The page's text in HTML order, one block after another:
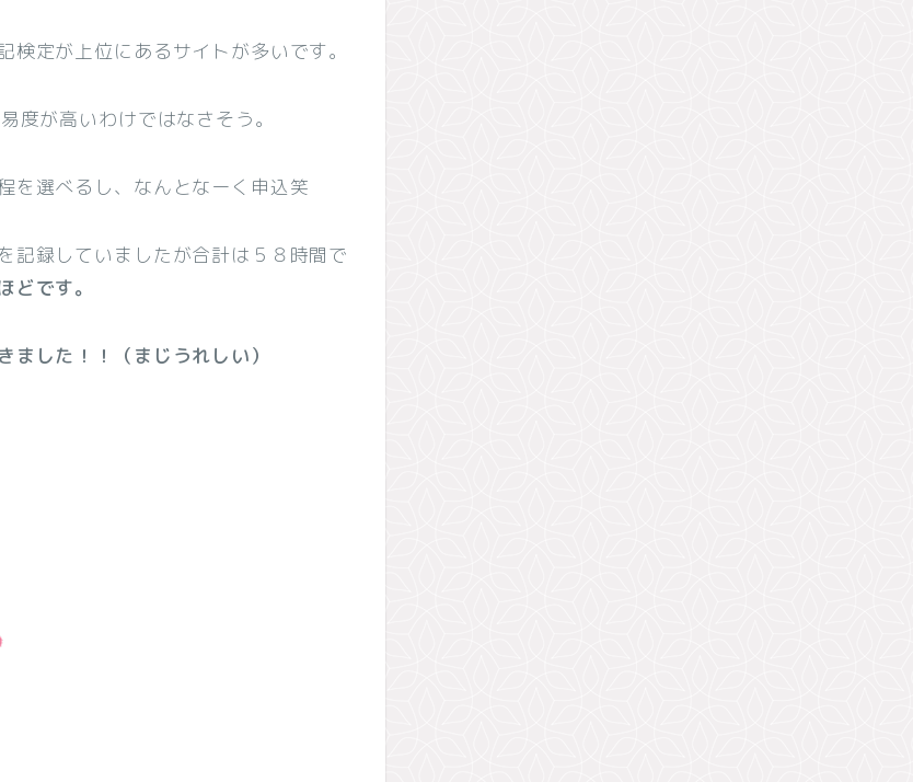
定が上位にあるサイトが多いです。
度が高いわけではなさそう。
を選べるし、なんとなーく申込笑
記録していましたが合計は５８時間で
どです。
した！！（まじうれしい）